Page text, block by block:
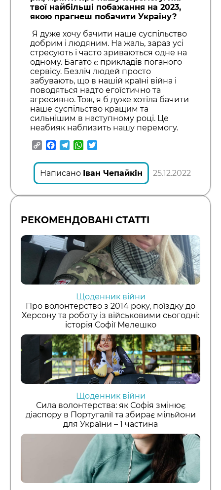
твої найбільші побажання на 2023,
якою прагнеш побачити Україну?
Я дуже хочу бачити наше суспільство
добрим і людяним. На жаль, зараз усі
стресують і часто зриваються одне на
одному. Багато є прикладів поганого
сервісу. Безліч людей просто
забувають, що в нашій країні війна і
поводяться надто егоїстично та
агресивно. Тож, я б дуже хотіла бачити
наше суспільство кращим та
сильнішим в наступному році. Це
неабияк наблизить нашу перемогу.
CopyFacebook
TelegramWhatsApp
Написано Іван Чепайкін 25.12.2022
РЕКОМЕНДОВАНІ СТАТТІ
Щоденник війни
Про волонтерство з 2014 року, поїздку до
Херсону та роботу із військовими сьогодні:
історія Софії Мелешко
Щоденник війни
Сила волонтерства: як Софія змінює
діаспору в Португалії та збирає мільйони
для України – 1 частина